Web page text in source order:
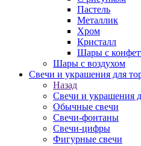
Пастель
Металлик
Хром
Кристалл
Шары с
Шары с воздухом
Свечи и украшения для
Назад
Свечи и украшения
Обычные свечи
Свечи-фонтаны
Свечи-цифры
Фигурные свечи